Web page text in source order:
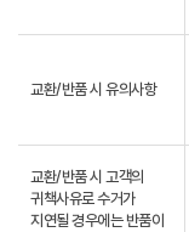
교환/반품 시 유의사항
교환/반품 시 고객의
귀책사유로 수거가
지연될 경우에는 반품이